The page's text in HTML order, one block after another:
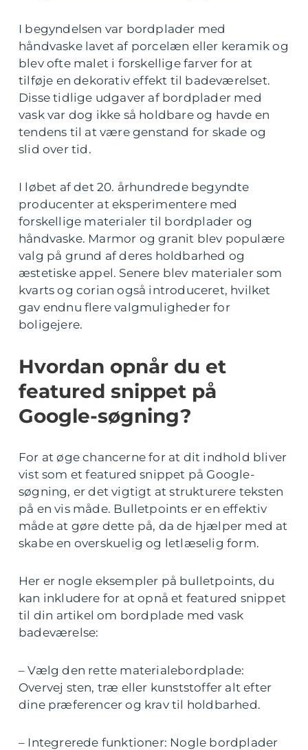
I begyndelsen var bordplader med
håndvaske lavet af porcelæn eller keramik og
blev ofte malet i forskellige farver for at
tilføje en dekorativ effekt til badeværelset.
Disse tidlige udgaver af bordplader med
vask var dog ikke så holdbare og havde en
tendens til at være genstand for skade og
slid over tid.
I løbet af det 20. århundrede begyndte
producenter at eksperimentere med
forskellige materialer til bordplader og
håndvaske. Marmor og granit blev populære
valg på grund af deres holdbarhed og
æstetiske appel. Senere blev materialer som
kvarts og corian også introduceret, hvilket
gav endnu flere valgmuligheder for
boligejere.
Hvordan opnår du et
featured snippet på
Google-søgning?
For at øge chancerne for at dit indhold bliver
vist som et featured snippet på Google-
søgning, er det vigtigt at strukturere teksten
på en vis måde. Bulletpoints er en effektiv
måde at gøre dette på, da de hjælper med at
skabe en overskuelig og letlæselig form.
Her er nogle eksempler på bulletpoints, du
kan inkludere for at opnå et featured snippet
til din artikel om bordplade med vask
badeværelse:
– Vælg den rette materialebordplade:
Overvej sten, træ eller kunststoffer alt efter
dine præferencer og krav til holdbarhed.
– Integrerede funktioner: Nogle bordplader